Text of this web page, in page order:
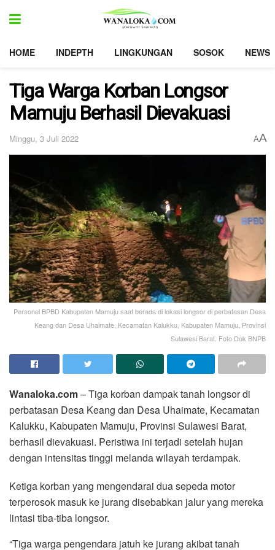
HOME INDEPTH LINGKUNGAN SOSOK NEWS
Tiga Warga Korban Longsor
Mamuju Berhasil Dievakuasi
Minggu, 3 Juli 2022 AA
Personel BPBD Kabupaten Mamuju saat berada di lokasi longsor di perbatasan Desa
Keang dan Desa Uhaimate, Kecamatan Kalukku, Kabupaten Mamuju, Provinsi
Sulawesi Barat. Foto Dok BNPB
Wanaloka.com– Tiga korban dampak tanah longsor di
perbatasan Desa Keang dan Desa Uhaimate, Kecamatan
Kalukku, Kabupaten Mamuju, Provinsi Sulawesi Barat,
berhasil dievakuasi. Peristiwa ini terjadi setelah hujan
dengan intensitas tinggi melanda wilayah terdampak.
Ketiga korban yang mengendarai dua sepeda motor
terperosok masuk ke jurang disebabkan jalur yang mereka
lintasi tiba-tiba longsor.
“Tiga warga pengendara jatuh ke jurang akibat tanah